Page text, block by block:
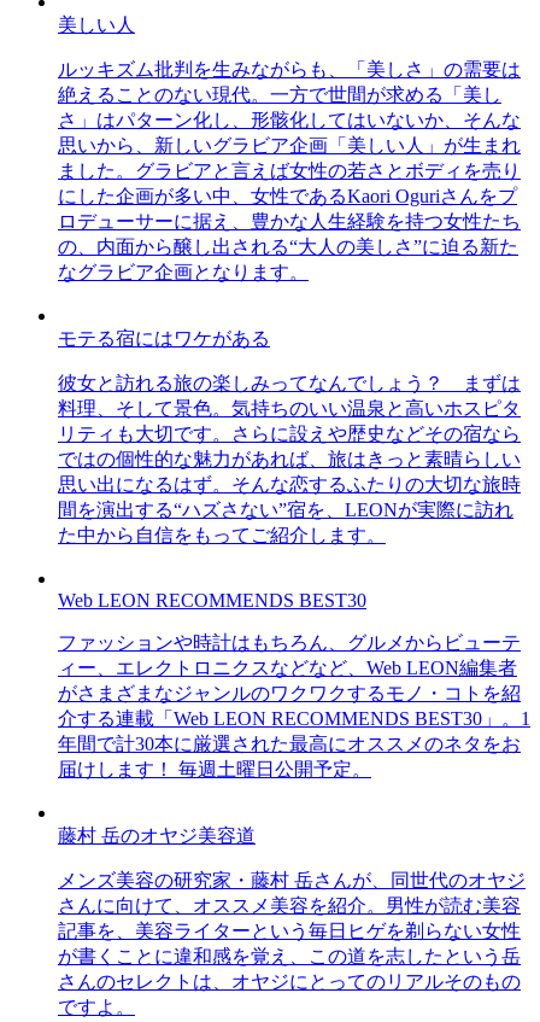
美しい人
ルッキズム批判を生みながらも、「美しさ」の需要は
絶えることのない現代。一方で世間が求める「美し
さ」はパターン化し、形骸化してはいないか、そんな
思いから、新しいグラビア企画「美しい人」が生まれ
ました。グラビアと言えば女性の若さとボディを売り
にした企画が多い中、女性であるKaori Oguriさんをプ
ロデューサーに据え、豊かな人生経験を持つ女性たち
の、内面から醸し出される“大人の美しさ”に迫る新た
なグラビア企画となります。
モテる宿にはワケがある
彼女と訪れる旅の楽しみってなんでしょう？ まずは
料理、そして景色。気持ちのいい温泉と高いホスピタ
リティも大切です。さらに設えや歴史などその宿なら
ではの個性的な魅力があれば、旅はきっと素晴らしい
思い出になるはず。そんな恋するふたりの大切な旅時
間を演出する“ハズさない”宿を、LEONが実際に訪れ
た中から自信をもってご紹介します。
Web LEON RECOMMENDS BEST30
ファッションや時計はもちろん、グルメからビューテ
ィー、エレクトロニクスなどなど、Web LEON編集者
がさまざまなジャンルのワクワクするモノ・コトを紹
介する連載「Web LEON RECOMMENDS BEST30」。1
年間で計30本に厳選された最高にオススメのネタをお
届けします！ 毎週土曜日公開予定。
藤村 岳のオヤジ美容道
メンズ美容の研究家・藤村 岳さんが、同世代のオヤジ
さんに向けて、オススメ美容を紹介。男性が読む美容
記事を、美容ライターという毎日ヒゲを剃らない女性
が書くことに違和感を覚え、この道を志したという岳
さんのセレクトは、オヤジにとってのリアルそのもの
ですよ。